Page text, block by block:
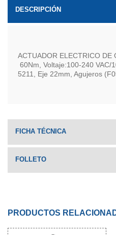
DESCRIPCIÓN
ACTUADOR ELECTRICO DE
60Nm, Voltaje:100-240 VAC/
5211, Eje 22mm, Agujeros
FICHA TÉCNICA
FOLLETO
PRODUCTOS